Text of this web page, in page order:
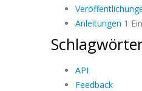
Anleitungen 1
API
Feedback